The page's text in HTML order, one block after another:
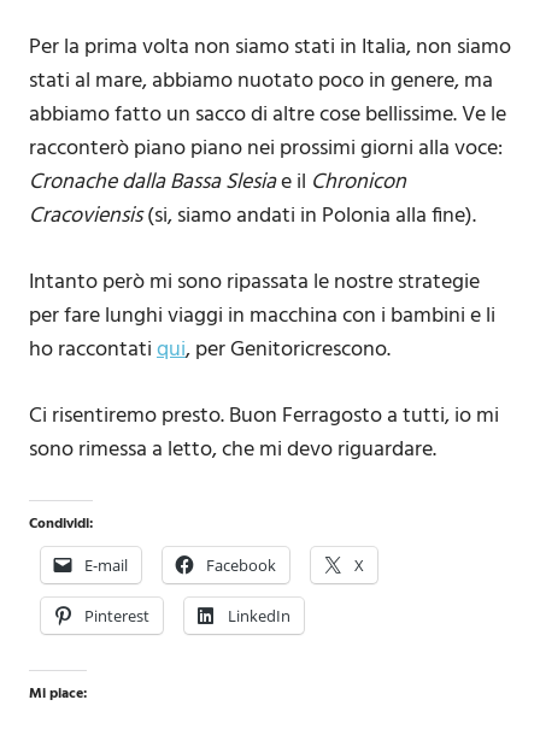
Per la prima volta non siamo stati in Italia, non siamo
stati al mare, abbiamo nuotato poco in genere, ma
abbiamo fatto un sacco di altre cose bellissime. Ve le
racconterò piano piano nei prossimi giorni alla voce:
Cronache dalla Bassa Slesiae il Chronicon
Cracoviensis(si, siamo andati in Polonia alla fine).
Intanto però mi sono ripassata le nostre strategie
per fare lunghi viaggi in macchina con i bambini e li
ho raccontatiqui, per Genitoricrescono.
Ci risentiremo presto. Buon Ferragosto a tutti, io mi
sono rimessa a letto, che mi devo riguardare.
Condividi:
E-mail Facebook X
Pinterest LinkedIn
Mi piace: